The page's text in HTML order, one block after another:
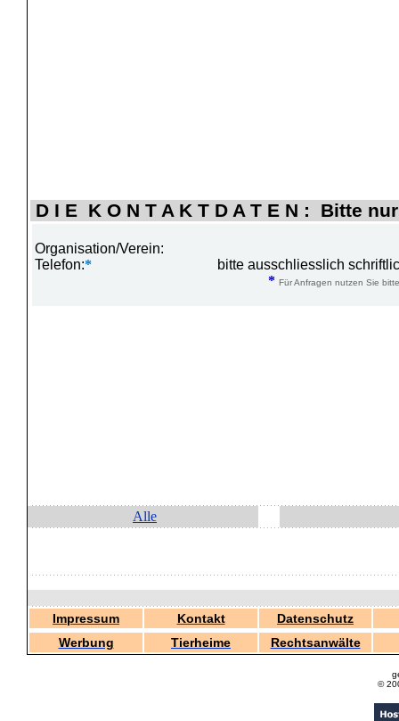
D I E K O N T A K T D A T E N : Bitte
Organisation/Verein:
Telefon:*
bitte ausschliesslich
* Für Anfragen nutzen Sie
Alle
Impressum Kontakt
Datenschutz
Werbung
Tierheime Rechtsanwälte
©